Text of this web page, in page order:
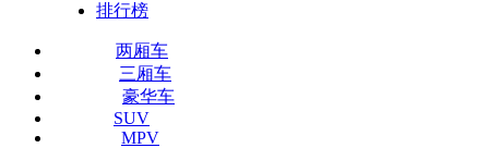
排行榜
两厢车
三厢车
豪华车
SUV
MPV